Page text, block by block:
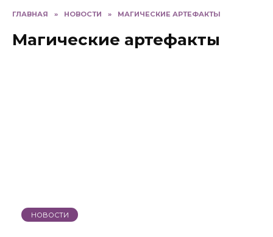
ГЛАВНАЯ » НОВОСТИ » МАГИЧЕСКИЕ АРТЕФАКТЫ
Магические артефакты
НОВОСТИ